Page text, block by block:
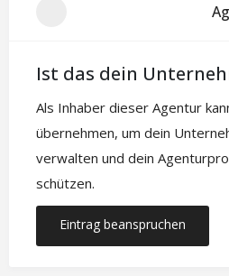
Ist das dein
Als Inhaber dieser Agentur
übernehmen, um dein
verwalten und dein
schützen.
Eintrag beanspruchen